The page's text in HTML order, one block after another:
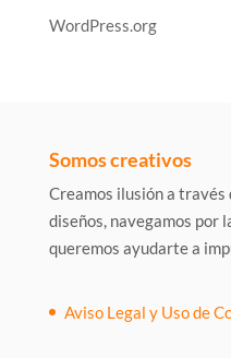
WordPress.org
Somos creativos
Creamos ilusión a
diseños, navegamos por
queremos ayudarte a
Aviso Legal y Uso de